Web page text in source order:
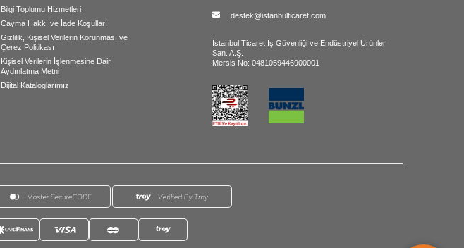
Bilgi Toplumu Hizmetleri
Cayma Hakkı ve İade Koşulları
Gizlilik, Kişisel Verilerin Korunması ve
Çerez Politikası
Kişisel Verilerin İşlenmesine Dair
Aydınlatma Metni
Dijital Kataloglarımız
destek@istanbulticaret.com
İstanbul Ticaret İş Güvenliği ve Endüstriyel Ürünler
San. A.Ş.
Mersis No: 0481059446900001